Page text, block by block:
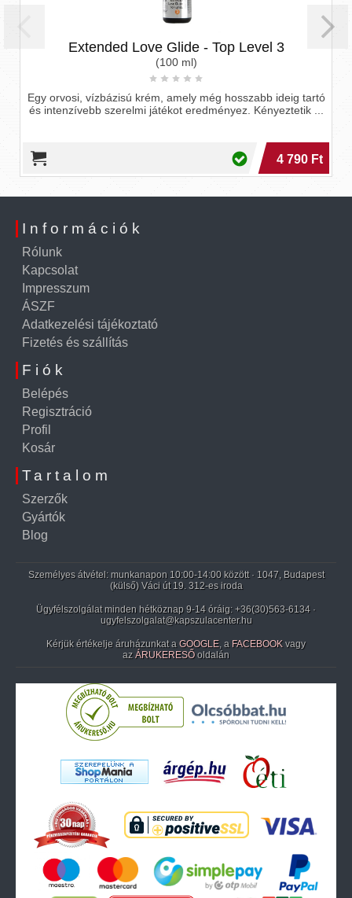
Extended Love Glide - Top Level 3
(100 ml)
orvosi, vízbázisú krém, amely még hosszabb ideig tartó
intenzívebb szerelmi játékot eredményez. Kényeztetik ...
4 790 Ft
Információk
Rólunk
Kapcsolat
Impresszum
ÁSZF
Adatkezelési tájékoztató
Fizetés és szállítás
Fiók
Belépés
Regisztráció
Profil
Kosár
Tartalom
Szerzők
Gyártók
Blog
Személyes átvétel: munkanapon 10:00-14:00 között · 1047, Budapest
(külső) Váci út 19. 312-es iroda
Ügyfélszolgálat minden hétköznap 9-14 óráig: +36(30)563-6134 ·
ugyfelszolgalat@kapszulacenter.hu
Kérjük értékelje áruházunkat a GOOGLE, a FACEBOOK vagy
az ÁRUKERESŐ oldalán